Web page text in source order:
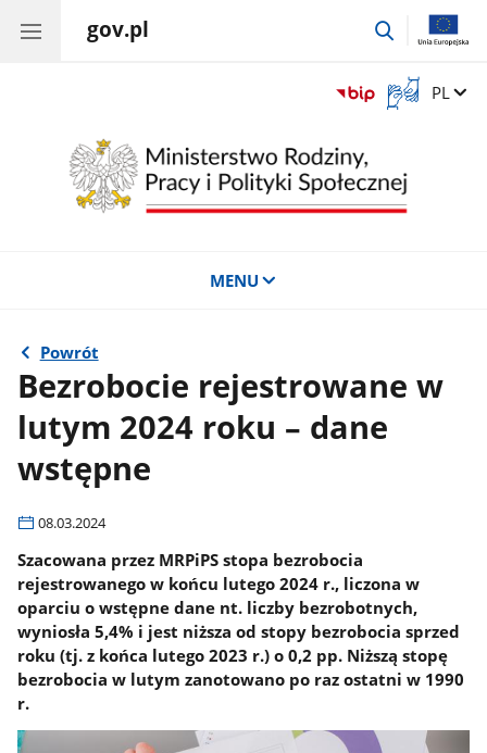
gov.pl
przejdź
Otwórz
okno
języka
migowego
Zmień
PL
MENU
Powrót
Bezrobocie rejestrowane w
lutym 2024 roku – dane
wstępne
08.03.2024
Szacowana przez MRPiPS stopa bezrobocia
rejestrowanego w końcu lutego 2024 r., liczona w
oparciu o wstępne dane nt. liczby bezrobotnych,
wyniosła 5,4% i jest niższa od stopy bezrobocia sprzed
roku (tj. z końca lutego 2023 r.) o 0,2 pp. Niższą stopę
bezrobocia w lutym zanotowano po raz ostatni w 1990
r.